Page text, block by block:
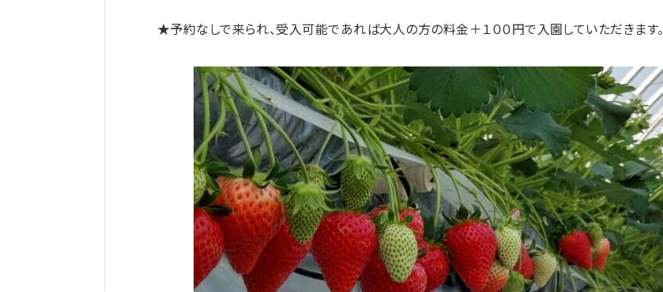
★予約なしで来られ、受入可能であれば大人の方の料金＋１００円で入園していただきます。